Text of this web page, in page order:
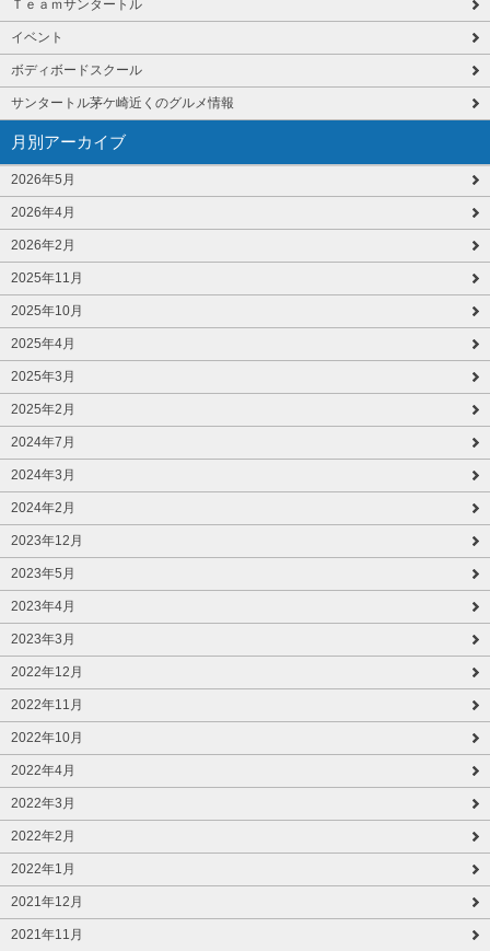
Ｔｅａｍサンタートル
イベント
ボディボードスクール
サンタートル茅ケ崎近くのグルメ情報
月別アーカイブ
2026年5月
2026年4月
2026年2月
2025年11月
2025年10月
2025年4月
2025年3月
2025年2月
2024年7月
2024年3月
2024年2月
2023年12月
2023年5月
2023年4月
2023年3月
2022年12月
2022年11月
2022年10月
2022年4月
2022年3月
2022年2月
2022年1月
2021年12月
2021年11月